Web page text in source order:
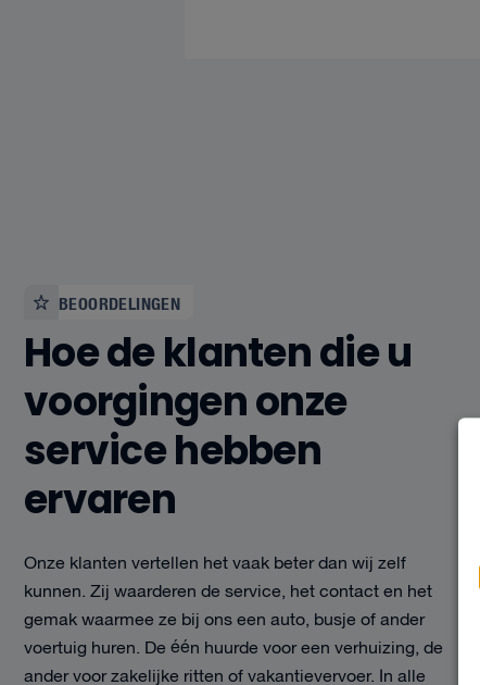
BEOORDELINGEN
Hoe de klanten die u
voorgingen onze
service hebben
ervaren
Onze klanten vertellen het vaak beter dan wij zelf
kunnen. Zij waarderen de service, het contact en het
gemak waarmee ze bij ons een auto, busje of ander
voertuig huren. De één huurde voor een verhuizing, de
ander voor zakelijke ritten of vakantievervoer. In alle